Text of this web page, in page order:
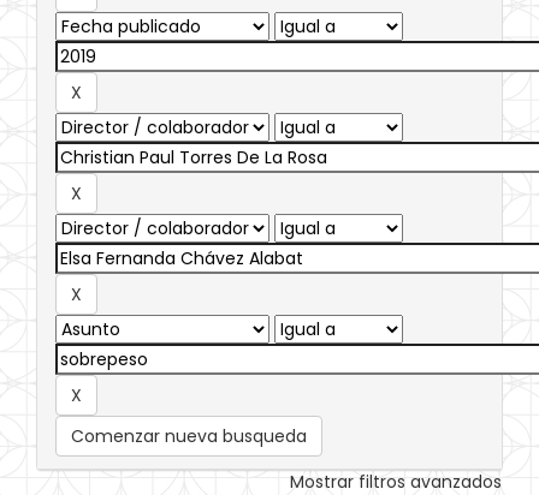
Comenzar nueva busqueda
Mostrar filtros avanzados